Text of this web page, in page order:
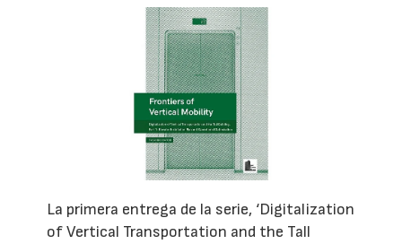
La primera entrega de la serie, ‘Digitalization
of Vertical Transportation and the Tall